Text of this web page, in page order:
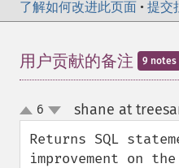
了解如何改进此页面 • 提交
用户贡献的备注 9 notes
up
down
6 shane at
Returns SQL
improvement on